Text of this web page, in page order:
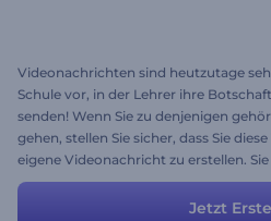
Videonachrichten sind heutzutage
Schule vor, in der Lehrer ihre
senden! Wenn Sie zu denjenigen
gehen, stellen Sie sicher, dass Sie
eigene Videonachricht zu erstellen.
jederzeit ändern, um das gewünschte
Jetzt